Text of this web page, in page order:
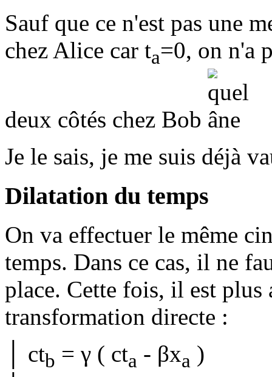
Sauf que ce n'est pas une
chez Alice car ta=0, on n'a
deux côtés chez Bob
Je le sais, je me suis déjà
Dilatation du temps
On va effectuer le même
temps. Dans ce cas, il ne
place. Cette fois, il est
transformation directe :
│ ctb = γ ( cta - βxa )